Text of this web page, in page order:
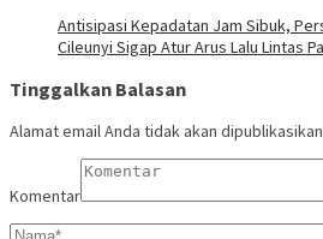
Antisipasi Kepadatan Jam Sibuk,
Cileunyi Sigap Atur Arus Lalu Lintas
Tinggalkan Balasan
Alamat email Anda tidak akan
Komentar